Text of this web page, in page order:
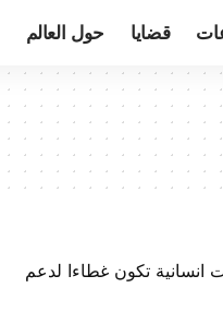
قضايا حول العالم